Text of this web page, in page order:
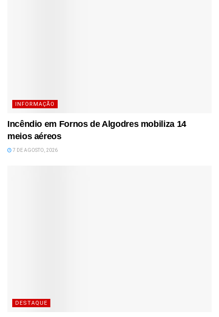
INFORMAÇÃO
Incêndio em Fornos de Algodres mobiliza 14
meios aéreos
7 DE AGOSTO, 2026
DESTAQUE